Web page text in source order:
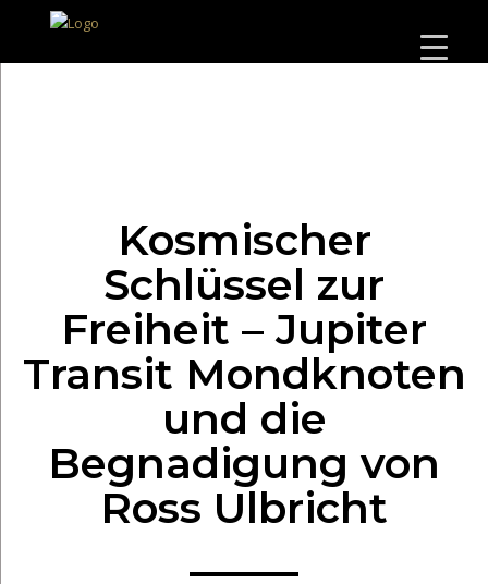
Kosmischer
Schlüssel zur
Freiheit – Jupiter
Transit Mondknoten
und die
Begnadigung von
Ross Ulbricht